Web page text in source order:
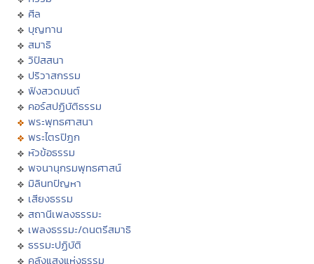
ศีล
บุญทาน
สมาธิ
วิปัสสนา
ปริวาสกรรม
ฟังสวดมนต์
คอร์สปฏิบัติธรรม
พระพุทธศาสนา
พระไตรปิฏก
หัวข้อธรรม
พจนานุกรมพุทธศาสน์
มิลินทปัญหา
เสียงธรรม
สถานีเพลงธรรมะ
เพลงธรรมะ/ดนตรีสมาธิ
ธรรมะปฏิบัติ
คลังแสงแห่งธรรม